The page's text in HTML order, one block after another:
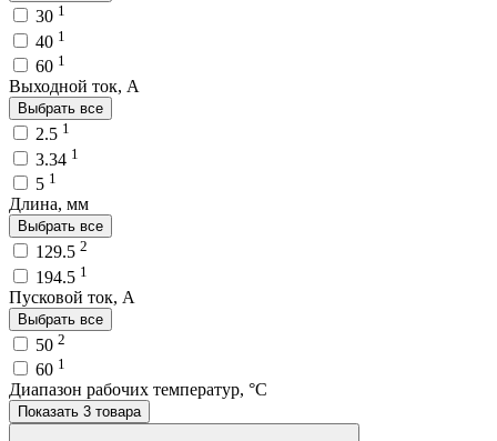
30 1
40 1
60 1
Выходной ток, A
Выбрать все
2.5 1
3.34 1
5 1
Длина, мм
Выбрать все
129.5 2
194.5 1
Пусковой ток, A
Выбрать все
50 2
60 1
Диапазон рабочих температур, °C
Показать 3 товара